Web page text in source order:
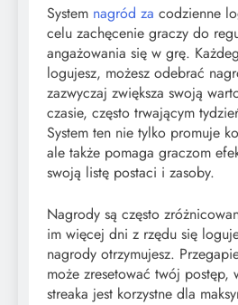
System nagród za codzienne
celu zachęcenie graczy do
angażowania się w grę.
logujesz, możesz odebrać
zazwyczaj zwiększa swoją
czasie, często trwającym
System ten nie tylko promuje
ale także pomaga graczom
swoją listę postaci i zasoby.
Nagrody są często
im więcej dni z rzędu się
nagrody otrzymujesz.
może zresetować twój postęp,
streaka jest korzystne dla